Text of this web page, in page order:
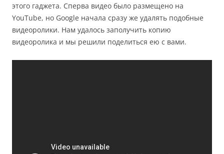
этого гаджета. Сперва видео было размещено на
YouTube, но Google начала сразу же удалять подобные
видеоролики. Нам удалось заполучить копию
видеоролика и мы решили поделиться ею с вами.